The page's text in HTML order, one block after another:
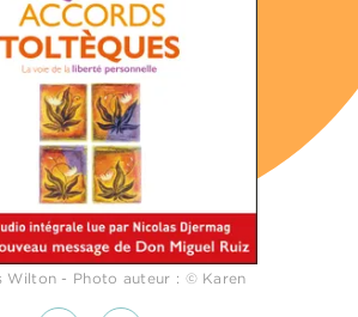
Wilton - Photo auteur : © Karen